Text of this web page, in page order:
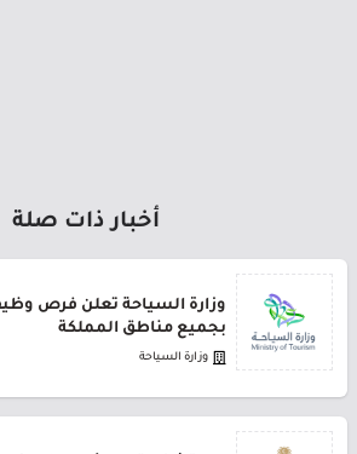
أخبار ذات صلة
وزارة السياحة تعلن فرص
بجميع مناطق المملكة
وزارة السياحة